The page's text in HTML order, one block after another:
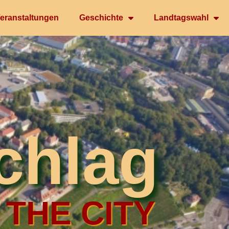
Geschichte Landtagswahl
CITY